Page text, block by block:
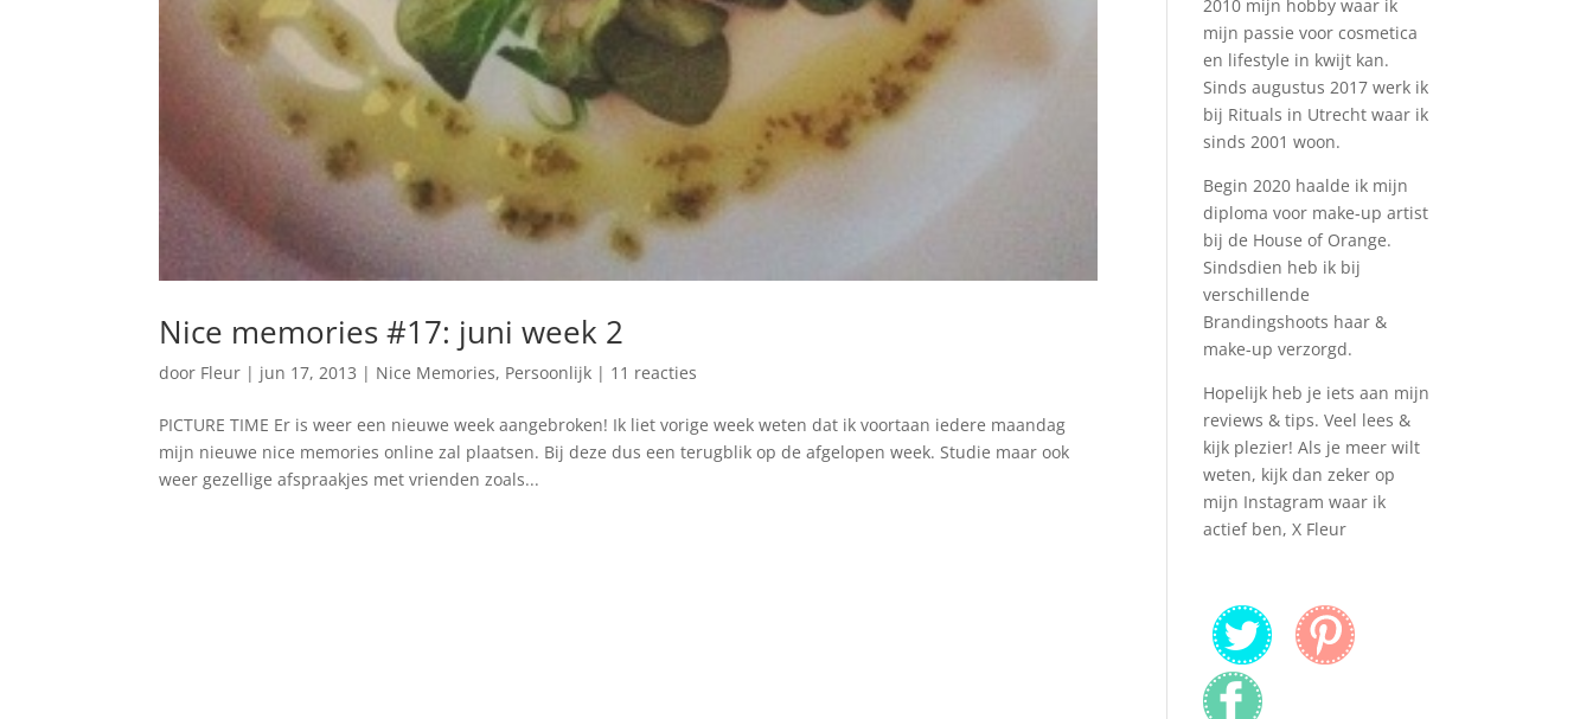
Nice memories #17: juni week 2
door Fleur | jun 17, 2013 | Nice Memories, Persoonlijk | 11 reacties
PICTURE TIME Er is weer een nieuwe week aangebroken! Ik liet vorige week weten dat ik voortaan iedere maandag
mijn nieuwe nice memories online zal plaatsen. Bij deze dus een terugblik op de afgelopen week. Studie maar ook
weer gezellige afspraakjes met vrienden zoals...
2010 mijn hobby waar ik
mijn passie voor cosmetica
en lifestyle in kwijt kan.
Sinds augustus 2017 werk ik
bij Rituals in Utrecht waar ik
sinds 2001 woon.
Begin 2020 haalde ik mijn
diploma voor make-up artist
bij de House of Orange.
Sindsdien heb ik bij
verschillende
Brandingshoots haar &
make-up verzorgd.
Hopelijk heb je iets aan mijn
reviews & tips. Veel lees &
kijk plezier! Als je meer wilt
weten, kijk dan zeker op
mijn Instagram waar ik
actief ben, X Fleur